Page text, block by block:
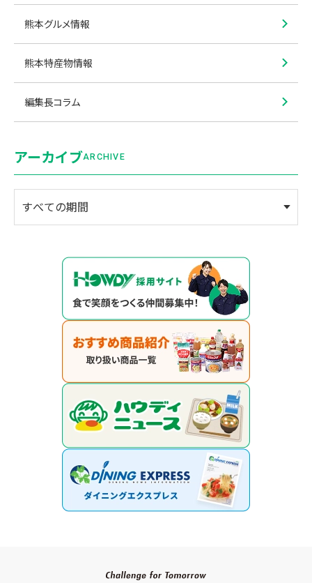
熊本グルメ情報
熊本特産物情報
編集長コラム
アーカイブARCHIVE